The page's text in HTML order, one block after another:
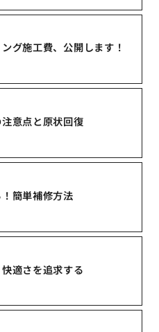
グ施工費、公開します！
意点と原状回復
簡単補修方法
適さを追求する